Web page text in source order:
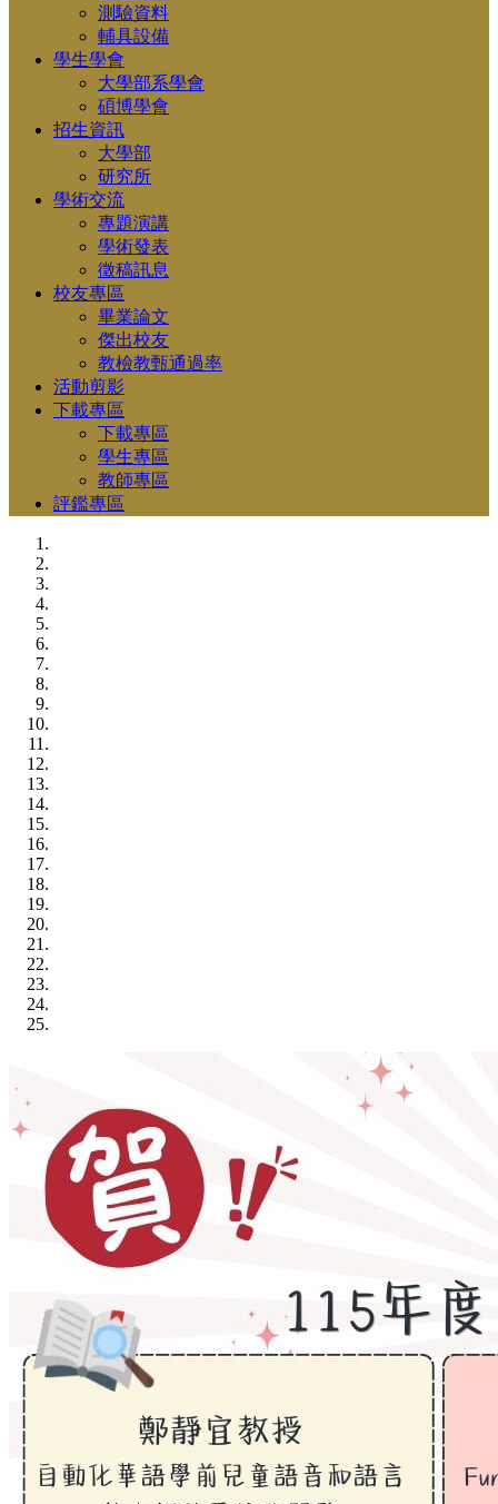
測驗資料
輔具設備
學生學會
大學部系學會
碩博學會
招生資訊
大學部
研究所
學術交流
專題演講
學術發表
徵稿訊息
校友專區
畢業論文
傑出校友
教檢教甄通過率
活動剪影
下載專區
下載專區
學生專區
教師專區
評鑑專區